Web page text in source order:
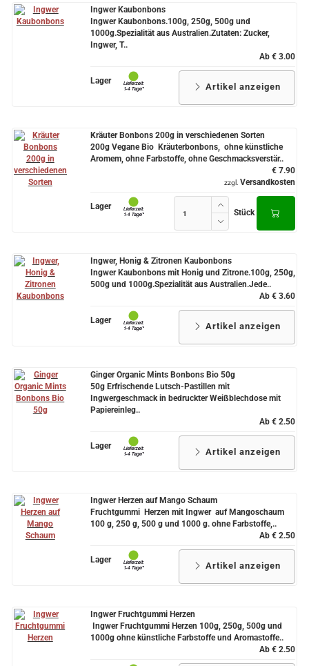
Ingwer Kaubonbons
Ingwer Kaubonbons.100g, 250g, 500g und
1000g.Spezialität aus Australien.Zutaten: Zucker,
Ingwer, T..
Ab € 3.00
Lager
Artikel anzeigen
Kräuter Bonbons 200g in verschiedenen Sorten
200g Vegane Bio Kräuterbonbons, ohne künstliche
Aromem, ohne Farbstoffe, ohne Geschmacksverstär..
€ 7.90
zzgl. Versandkosten
Lager
Stück
Ingwer, Honig & Zitronen Kaubonbons
Ingwer Kaubonbons mit Honig und Zitrone.100g, 250g,
500g und 1000g.Spezialität aus Australien.Jede..
Ab € 3.60
Lager
Artikel anzeigen
Ginger Organic Mints Bonbons Bio 50g
50g Erfrischende Lutsch-Pastillen mit
Ingwergeschmack in bedruckter Weißblechdose mit
Papiereinleg..
Ab € 2.50
Lager
Artikel anzeigen
Ingwer Herzen auf Mango Schaum
Fruchtgummi Herzen mit Ingwer auf Mangoschaum
100 g, 250 g, 500 g und 1000 g. ohne Farbstoffe,..
Ab € 2.50
Lager
Artikel anzeigen
Ingwer Fruchtgummi Herzen
Ingwer Fruchtgummi Herzen 100g, 250g, 500g und
1000g ohne künstliche Farbstoffe und Aromastoffe..
Ab € 2.50